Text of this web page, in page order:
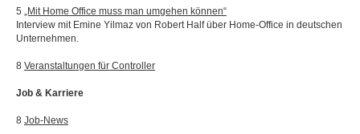
5 „Mit Home Office muss man umgehen können“
Interview mit Emine Yilmaz von Robert Half über Home-Office in deutschen
Unternehmen.
8 Veranstaltungen für Controller
Job & Karriere
8 Job-News